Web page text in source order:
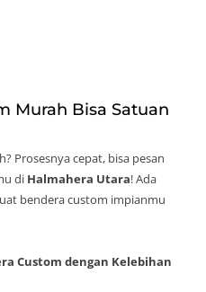
Murah Bisa Satuan
Prosesnya cepat, bisa pesan
di Halmahera Utara! Ada
bendera custom impianmu
Custom dengan Kelebihan